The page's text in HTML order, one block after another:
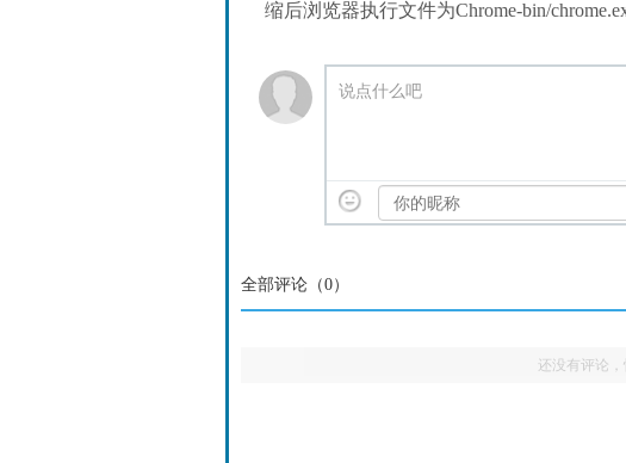
缩后浏览器执行文件为Chrome-bin/
说点什么吧
全部评论（0）
还没有评论，